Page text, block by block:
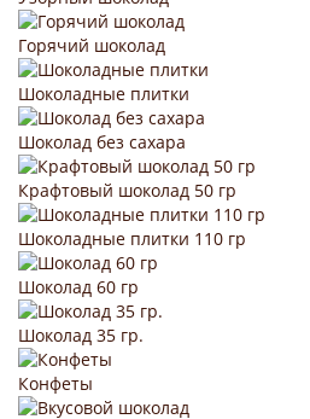
Горячий шоколад
Шоколадные плитки
Шоколад без сахара
Крафтовый шоколад 50 гр
Шоколадные плитки 110 гр
Шоколад 60 гр
Шоколад 35 гр.
Конфеты